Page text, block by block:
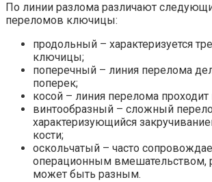
По линии разлома различают
переломов ключицы:
продольный – характеризуется
ключицы;
поперечный – линия перелома
поперек;
косой – линия перелома проходит
винтообразный – сложный
характеризующийся
кости;
оскольчатый – часто
операционным вмешательством,
может быть разным.